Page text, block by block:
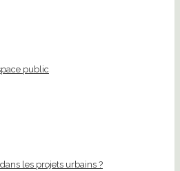
public
les projets urbains ?